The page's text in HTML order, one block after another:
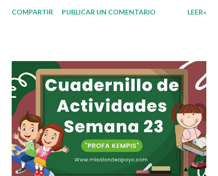
el cuadernillo de actividades de la semana 23 donde encontrarán
semana. Esperando que este material sea de gran utilidad para
fortalecer los procesos de enseñanza y aprendizaje para que los
alumnos alcacen los niveles de logro educativo. Agradecemos a
los creadores de estos increibles archivos ya que gracias a su
dedicacion y trabajo podemos gozar de estas planeaciones
didacticas, recuerden que nosotros solo los compartimos con
fines educativos, didácticos e informativos.😊 Obtén
document...
COMPARTIR PUBLICAR UN COMENTARIO LEER»